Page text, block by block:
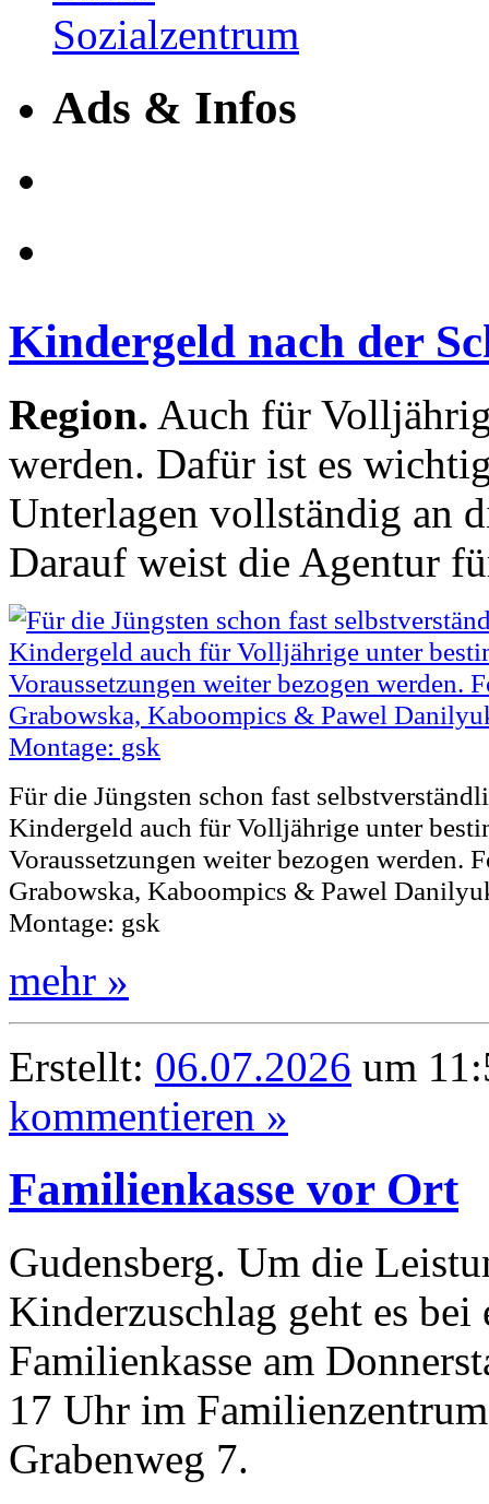
Ads & Infos
Kindergeld nach der
Region. Auch für
werden. Dafür ist es
Unterlagen vollständig an
Darauf weist die Agentur
Für die Jüngsten schon fast
Kindergeld auch für Volljährige unter
Voraussetzungen weiter bezogen werden.
Grabowska, Kaboompics & Pawel
Montage: gsk
mehr »
Erstellt: 06.07.2026 um
kommentieren »
Familienkasse vor Ort
Gudensberg. Um die
Kinderzuschlag geht es
Familienkasse am
17 Uhr im
Grabenweg 7.